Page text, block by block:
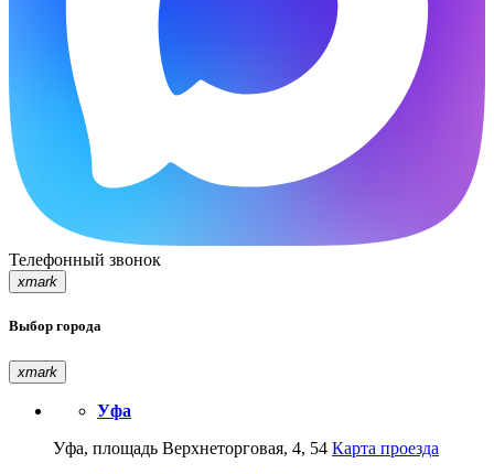
Телефонный звонок
xmark
Выбор города
xmark
Уфа
Уфа, площадь Верхнеторговая, 4, 54 Карта проезда